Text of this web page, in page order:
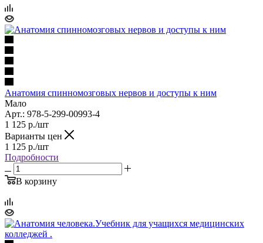
Анатомия спинномозговых нервов и доступы к ним
Мало
Арт.: 978-5-299-00993-4
1 125 р./шт
Варианты цен
1 125 р./шт
Подробности
В корзину